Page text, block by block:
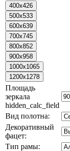
Площадь
зеркала
hidden_calc_field
Вид полотна:
Декоративный
фацет:
Тип рамы: